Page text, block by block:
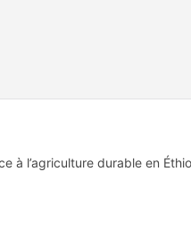
à l’agriculture durable en